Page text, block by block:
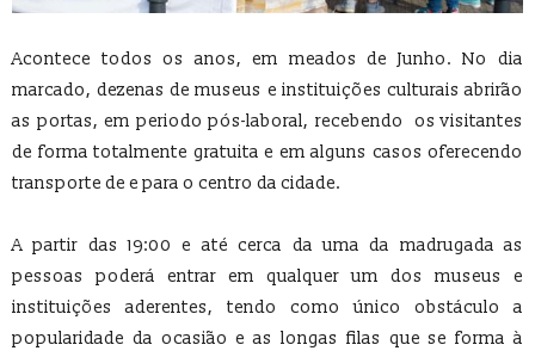
Acontece todos os anos, em meados de Junho. No dia
marcado, dezenas de museus e instituições culturais abrirão
as portas, em periodo pós-laboral, recebendo os visitantes
de forma totalmente gratuita e em alguns casos oferecendo
transporte de e para o centro da cidade.
A partir das 19:00 e até cerca da uma da madrugada as
pessoas poderá entrar em qualquer um dos museus e
instituições aderentes, tendo como único obstáculo a
popularidade da ocasião e as longas filas que se forma à